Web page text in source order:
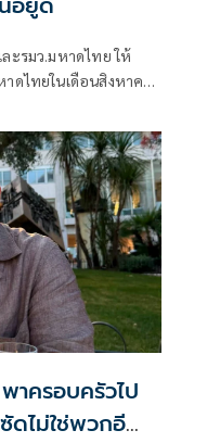
ะรมว.มหาดไทย ให้
ดไทยในเดือนสิงหาคม
าครอบครัวไป
ดไม่ใช่พวกอี